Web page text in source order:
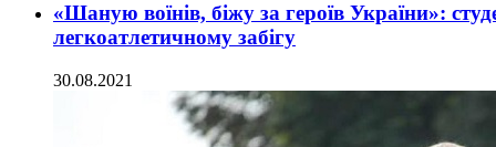
«Шаную воїнів, біжу за героїв України»:
легкоатлетичному забігу
30.08.2021